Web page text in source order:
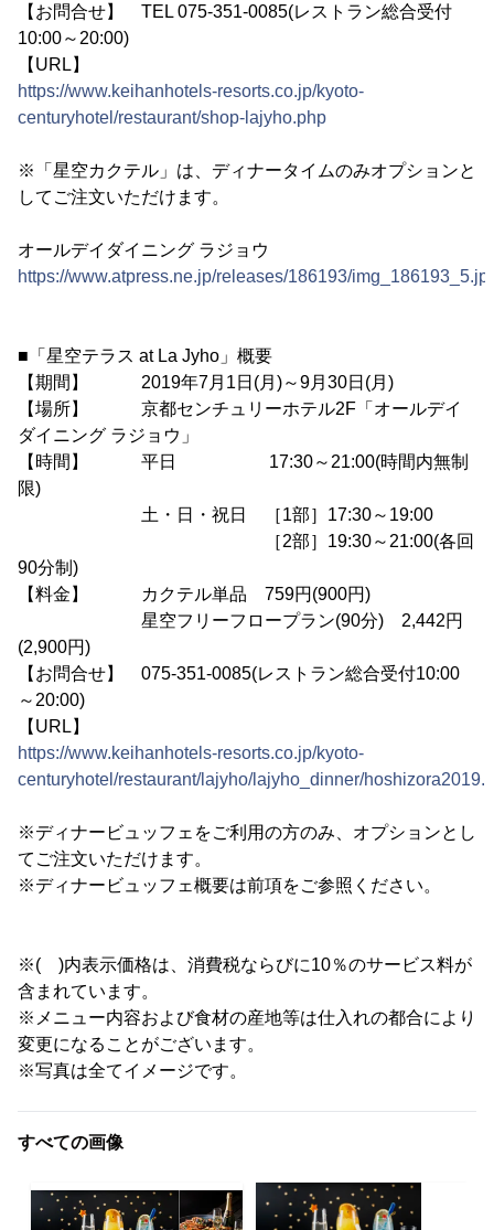
【お問合せ】 TEL 075-351-0085(レストラン総合受付
10:00～20:00)
【URL】
https://www.keihanhotels-resorts.co.jp/kyoto-
centuryhotel/restaurant/shop-lajyho.php
※「星空カクテル」は、ディナータイムのみオプションと
してご注文いただけます。
オールデイダイニング ラジョウ
https://www.atpress.ne.jp/releases/186193/
■「星空テラス at La Jyho」概要
【期間】 2019年7月1日(月)～9月30日(月)
【場所】 京都センチュリーホテル2F「オールデイ
ダイニング ラジョウ」
【時間】 平日 17:30～21:00(時間内無制
限)
土・日・祝日 ［1部］17:30～19:00
［2部］19:30～21:00(各回
90分制)
【料金】 カクテル単品 759円(900円)
星空フリーフロープラン(90分) 2,442円
(2,900円)
【お問合せ】 075-351-0085(レストラン総合受付10:00
～20:00)
【URL】
https://www.keihanhotels-resorts.co.jp/kyoto-
centuryhotel/restaurant/lajyho/lajyho_dinner/
※ディナービュッフェをご利用の方のみ、オプションとし
てご注文いただけます。
※ディナービュッフェ概要は前項をご参照ください。
※( )内表示価格は、消費税ならびに10％のサービス料が
含まれています。
※メニュー内容および食材の産地等は仕入れの都合により
変更になることがございます。
※写真は全てイメージです。
すべての画像